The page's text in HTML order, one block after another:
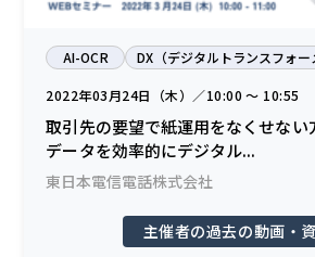
AI-OCR DX（デジタルトランスフォー
2022年03月24日（木）／10:00 〜 10:55
取引先の要望で紙運用をなくせない
データを効率的にデジタル...
東日本電信電話株式会社
主催者の過去の動画・